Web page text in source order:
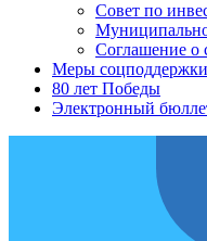
Совет по
Соглашение о
Меры
80 лет Победы
Электронный